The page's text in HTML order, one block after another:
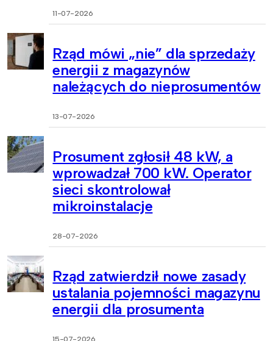
11-07-2026
Rząd mówi „nie” dla sprzedaży
energii z magazynów
należących do nieprosumentów
13-07-2026
Prosument zgłosił 48 kW, a
wprowadzał 700 kW. Operator
sieci skontrolował
mikroinstalacje
28-07-2026
Rząd zatwierdził nowe zasady
ustalania pojemności magazynu
energii dla prosumenta
15-07-2026